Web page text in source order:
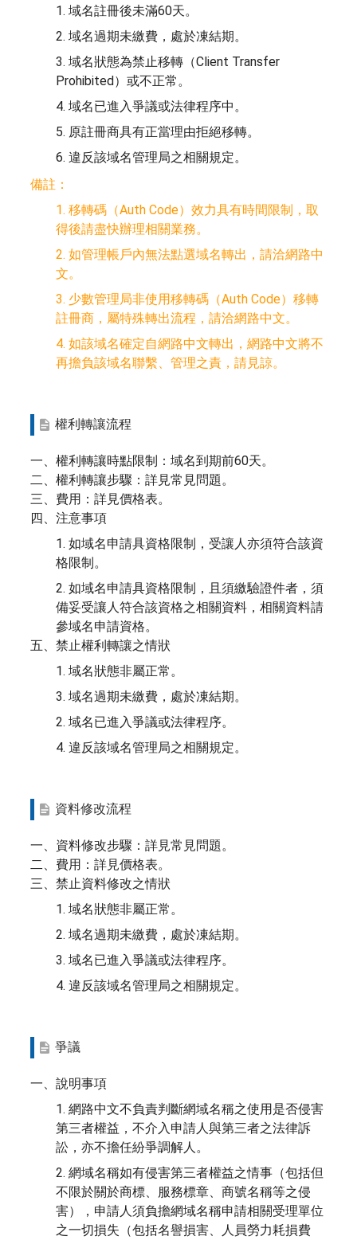
1. 域名註冊後未滿60天。
2. 域名過期未繳費，處於凍結期。
3. 域名狀態為禁止移轉（Client Transfer
Prohibited）或不正常。
4. 域名已進入爭議或法律程序中。
5. 原註冊商具有正當理由拒絕移轉。
6. 違反該域名管理局之相關規定。
備註：
1. 移轉碼（Auth Code）效力具有時間限制，取
得後請盡快辦理相關業務。
2. 如管理帳戶內無法點選域名轉出，請洽網路中
文。
3. 少數管理局非使用移轉碼（Auth Code）移轉
註冊商，屬特殊轉出流程，請洽網路中文。
4. 如該域名確定自網路中文轉出，網路中文將不
再擔負該域名聯繫、管理之責，請見諒。
權利轉讓流程
一、權利轉讓時點限制：域名到期前60天。
二、權利轉讓步驟：詳見常見問題。
三、費用：詳見價格表。
四、注意事項
1. 如域名申請具資格限制，受讓人亦須符合該資
格限制。
2. 如域名申請具資格限制，且須繳驗證件者，須
備妥受讓人符合該資格之相關資料，相關資料請
參域名申請資格。
五、禁止權利轉讓之情狀
1. 域名狀態非屬正常。
3. 域名過期未繳費，處於凍結期。
2. 域名已進入爭議或法律程序。
4. 違反該域名管理局之相關規定。
資料修改流程
一、資料修改步驟：詳見常見問題。
二、費用：詳見價格表。
三、禁止資料修改之情狀
1. 域名狀態非屬正常。
2. 域名過期未繳費，處於凍結期。
3. 域名已進入爭議或法律程序。
4. 違反該域名管理局之相關規定。
爭議
一、說明事項
1. 網路中文不負責判斷網域名稱之使用是否侵害
第三者權益，不介入申請人與第三者之法律訴
訟，亦不擔任紛爭調解人。
2. 網域名稱如有侵害第三者權益之情事（包括但
不限於關於商標、服務標章、商號名稱等之侵
害），申請人須負擔網域名稱申請相關受理單位
之一切損失（包括名譽損害、人員勞力耗損費